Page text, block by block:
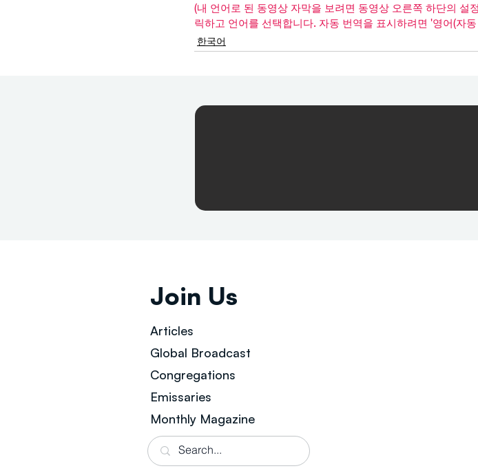
(내 언어로 된 동영상 자막을 보려면 동영상 오른쪽 하단의
릭하고 언어를 선택합니다. 자동 번역을 표시하려면 '영어(자
한국어
Join Us
Articles
Global Broadcast
Congregations
Emissaries
Monthly Magazine